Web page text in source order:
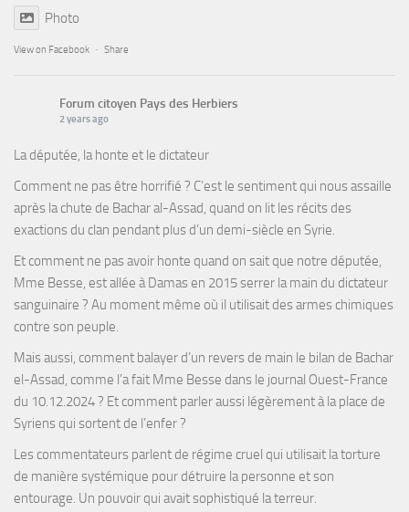
Photo
View on Facebook · Share
Forum citoyen Pays des Herbiers
2 years ago
La députée, la honte et le dictateur
Comment ne pas être horrifié ? C’est le sentiment qui nous assaille
après la chute de Bachar al-Assad, quand on lit les récits des
exactions du clan pendant plus d’un demi-siècle en Syrie.
Et comment ne pas avoir honte quand on sait que notre députée,
Mme Besse, est allée à Damas en 2015 serrer la main du dictateur
sanguinaire ? Au moment même où il utilisait des armes chimiques
contre son peuple.
Mais aussi, comment balayer d’un revers de main le bilan de Bachar
el-Assad, comme l’a fait Mme Besse dans le journal Ouest-France
du 10.12.2024 ? Et comment parler aussi légèrement à la place de
Syriens qui sortent de l’enfer ?
Les commentateurs parlent de régime cruel qui utilisait la torture
de manière systémique pour détruire la personne et son
entourage. Un pouvoir qui avait sophistiqué la terreur.